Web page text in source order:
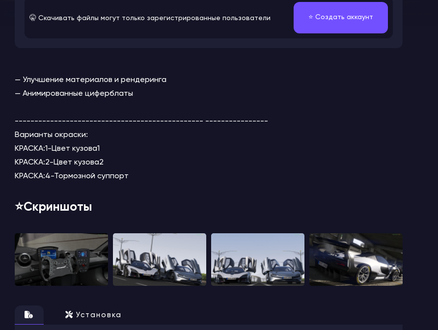
🤫 Скачивать файлы могут только зарегистрированные пользователи ⭐️ Создать аккаунт
— Улучшение материалов и рендеринга
— Анимированные циферблаты
------------------------------------------------ ----------------
Варианты окраски:
КРАСКА:1-Цвет кузова1
КРАСКА:2-Цвет кузова2
КРАСКА:4-Тормозной суппорт
⭐️Скриншоты
Установка